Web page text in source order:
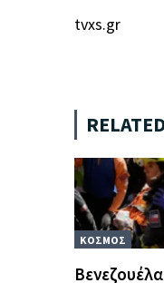
tvxs.gr
ΚΟΣΜΟΣ